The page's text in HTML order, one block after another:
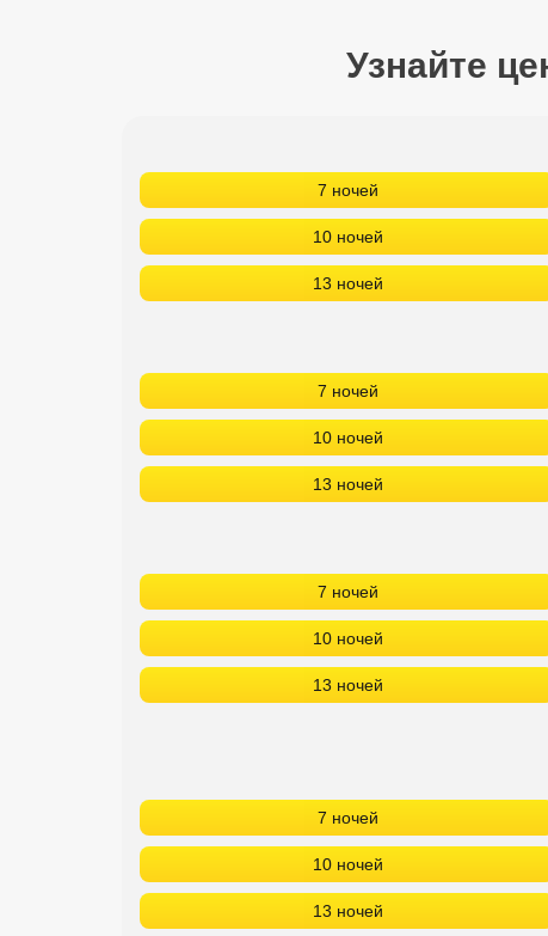
Узнайте
7 ночей
10 ночей
13 ночей
7 ночей
10 ночей
13 ночей
7 ночей
10 ночей
13 ночей
7 ночей
10 ночей
13 ночей
Сетевые отели Бали
Сетевые отели Сейшел
Сетевые отели Маврикия